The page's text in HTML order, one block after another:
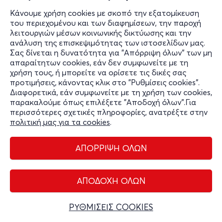
Κάνουμε χρήση cookies με σκοπό την εξατομίκευση
του περιεχομένου και των διαφημίσεων, την παροχή
λειτουργιών μέσων κοινωνικής δικτύωσης και την
ανάλυση της επισκεψιμότητας των ιστοσελίδων μας.
Σας δίνεται η δυνατότητα για "Απόρριψη όλων" των μη
απαραίτητων cookies, εάν δεν συμφωνείτε με τη
χρήση τους, ή μπορείτε να ορίσετε τις δικές σας
προτιμήσεις, κάνοντας κλικ στο "Ρυθμίσεις cookies".
Διαφορετικά, εάν συμφωνείτε με τη χρήση των cookies,
παρακαλούμε όπως επιλέξετε "Αποδοχή όλων".Για
περισσότερες σχετικές πληροφορίες, ανατρέξτε στην
πολιτική μας για τα cookies.
ΑΠΟΡΡΙΨΗ ΟΛΩΝ
ΑΠΟΔΟΧΗ ΟΛΩΝ
ΡΥΘΜΙΣΕΙΣ COOKIES
από 18€
Εισιτήρια
Κυρ, 27/12
19:00
Η Πλεξούδα - 2ος χρόνος
Ακαδήμου 14
από 18€
Εισιτήρια
Σαβ, 2/1/27